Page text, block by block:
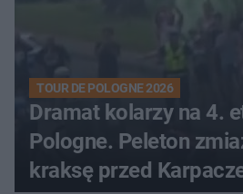
TOUR DE POLOGNE 2026
Dramat kolarzy na 4.
Pologne. Peleton
kraksę przed